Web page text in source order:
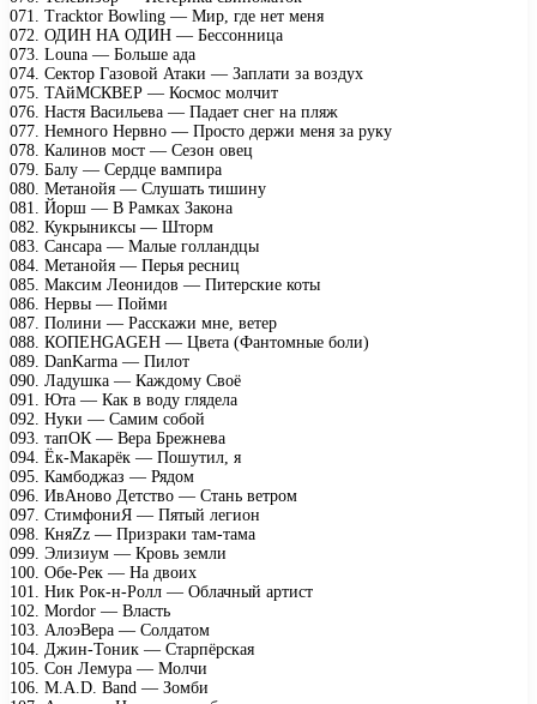
071. Tracktor Bowling — Мир, где нет меня
072. ОДИН НА ОДИН — Бессонница
073. Louna — Больше ада
074. Сектор Газовой Атаки — Заплати за воздух
075. ТАйМСКВЕР — Космос молчит
076. Настя Васильева — Падает снег на пляж
077. Немного Нервно — Просто держи меня за руку
078. Калинов мост — Сезон овец
079. Балу — Сердце вампира
080. Метанойя — Слушать тишину
081. Йорш — В Рамках Закона
082. Кукрыниксы — Шторм
083. Сансара — Малые голландцы
084. Метанойя — Перья ресниц
085. Максим Леонидов — Питерские коты
086. Нервы — Пойми
087. Полини — Расскажи мне, ветер
088. КОПЕНGАGЕН — Цвета (Фантомные боли)
089. DanKarma — Пилот
090. Ладушка — Каждому Своё
091. Юта — Как в воду глядела
092. Нуки — Самим собой
093. тапОК — Вера Брежнева
094. Ёк-Макарёк — Пошутил, я
095. Камбоджаз — Рядом
096. ИвАново Детство — Стань ветром
097. СтимфониЯ — Пятый легион
098. КняZz — Призраки там-тама
099. Элизиум — Кровь земли
100. Обе-Рек — На двоих
101. Ник Рок-н-Ролл — Облачный артист
102. Mordor — Власть
103. АлоэВера — Солдатом
104. Джин-Тоник — Старпёрская
105. Сон Лемура — Молчи
106. M.A.D. Band — Зомби